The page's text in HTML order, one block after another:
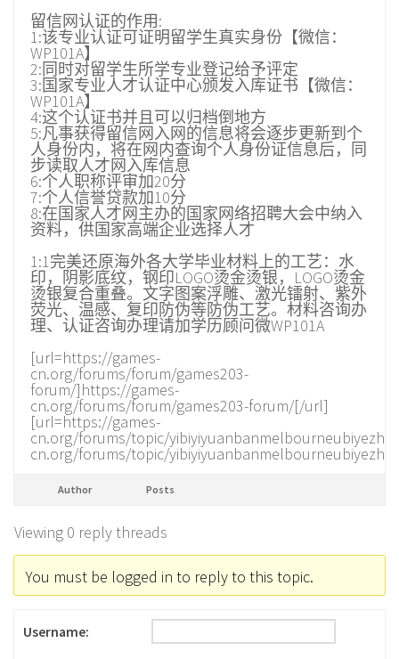
留信网认证的作用:
1:该专业认证可证明留学生真实身份【微信：
WP101A】
2:同时对留学生所学专业登记给予评定
3:国家专业人才认证中心颁发入库证书【微信：
WP101A】
4:这个认证书并且可以归档倒地方
5:凡事获得留信网入网的信息将会逐步更新到个
人身份内，将在网内查询个人身份证信息后，同
步读取人才网入库信息
6:个人职称评审加20分
7:个人信誉贷款加10分
8:在国家人才网主办的国家网络招聘大会中纳入
资料，供国家高端企业选择人才
1:1完美还原海外各大学毕业材料上的工艺：水
印，阴影底纹，钢印LOGO烫金烫银，LOGO烫金
烫银复合重叠。文字图案浮雕、激光镭射、紫外
荧光、温感、复印防伪等防伪工艺。材料咨询办
理、认证咨询办理请加学历顾问微WP101A
[url=https://games-
cn.org/forums/forum/games203-
forum/]https://games-
cn.org/forums/forum/games203-forum/[/url]
[url=https://games-
cn.org/forums/topic/
cn.org/forums/topic/
Author Posts
Viewing 0 reply threads
You must be logged in to reply to this topic.
Username: